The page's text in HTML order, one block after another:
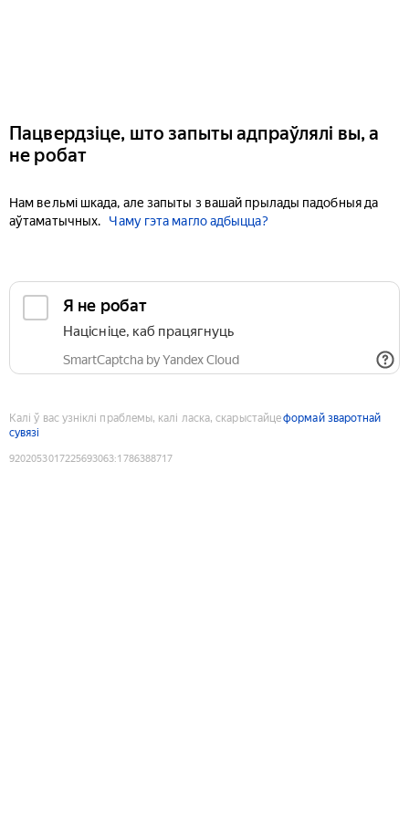
Пацвердзіце, што запыты адпраўлялі вы, а
не робат
Нам вельмі шкада, але запыты з вашай прылады падобныя да
аўтаматычных.
Чаму гэта магло адбыцца?
Я не робат
Націсніце, каб працягнуць
SmartCaptcha by Yandex Cloud
Калі ў вас узніклі праблемы, калі ласка, скарыстайцеформай зваротнай
сувязі
9202053017225693063:1786388717